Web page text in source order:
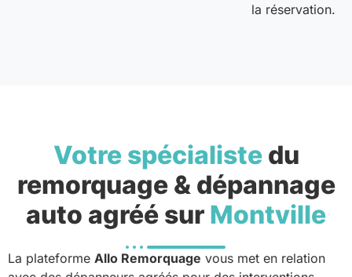
la réservation.
Votre spécialistedu
remorquage & dépannage
auto agréé sur Montville
La plateforme Allo Remorquage vous met en relation